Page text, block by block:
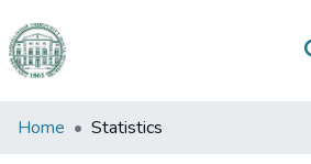
Communities
Home Statistics